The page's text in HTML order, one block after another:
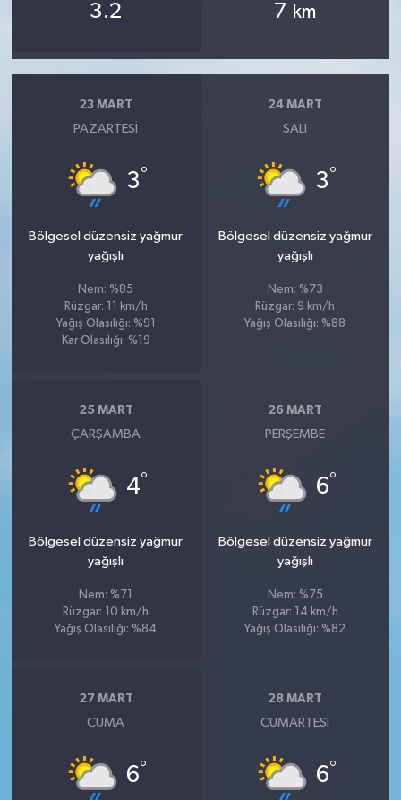
3.2 7 km
23 MART
PAZARTESI
3°
Bölgesel düzensiz yağmur
yağışlı
Nem: %85
Rüzgar: 11 km/h
Yağış Olasılığı: %91
Kar Olasılığı: %19
24 MART
SALI
3°
Bölgesel düzensiz yağmur
yağışlı
Nem: %73
Rüzgar: 9 km/h
Yağış Olasılığı: %88
25 MART
ÇARŞAMBA
4°
Bölgesel düzensiz yağmur
yağışlı
Nem: %71
Rüzgar: 10 km/h
Yağış Olasılığı: %84
26 MART
PERŞEMBE
6°
Bölgesel düzensiz yağmur
yağışlı
Nem: %75
Rüzgar: 14 km/h
Yağış Olasılığı: %82
27 MART
CUMA
6°
28 MART
CUMARTESI
6°